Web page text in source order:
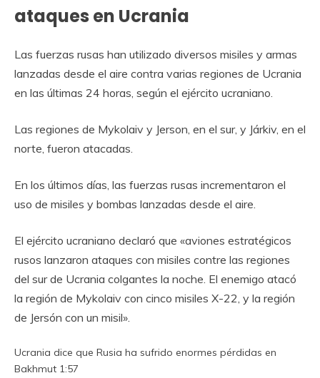
ataques en Ucrania
Las fuerzas rusas han utilizado diversos misiles y armas
lanzadas desde el aire contra varias regiones de Ucrania
en las últimas 24 horas, según el ejército ucraniano.
Las regiones de Mykolaiv y Jerson, en el sur, y Járkiv, en el
norte, fueron atacadas.
En los últimos días, las fuerzas rusas incrementaron el
uso de misiles y bombas lanzadas desde el aire.
El ejército ucraniano declaró que «aviones estratégicos
rusos lanzaron ataques con misiles contre las regiones
del sur de Ucrania colgantes la noche. El enemigo atacó
la región de Mykolaiv con cinco misiles X-22, y la región
de Jersón con un misil».
Ucrania dice que Rusia ha sufrido enormes pérdidas en
Bakhmut 1:57